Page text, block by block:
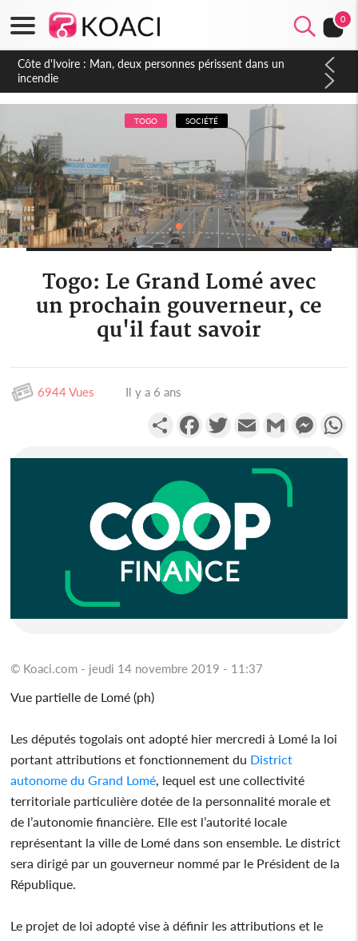
0
Côte d'Ivoire : Séileu, la célébration de la fête nationale
transformée en vaste campagne contre les produits
dépigmentants dangereux
TOGO SOCIÉTÉ
Togo: Le Grand Lomé avec
un prochain gouverneur, ce
qu'il faut savoir
6944 Vues Il y a 6 ans
PartagerFacebookTwitterEmail Gmail
© Koaci.com - jeudi 14 novembre 2019 - 11:37
Vue partielle de Lomé (ph)
Les députés togolais ont adopté hier mercredi à Lomé la loi
portant attributions et fonctionnement du District
autonome du Grand Lomé , lequel est une collectivité
territoriale particulière dotée de la personnalité morale et
de l’autonomie financière. Elle est l’autorité locale
représentant la ville de Lomé dans son ensemble. Le district
sera dirigé par un gouverneur nommé par le Président de la
République.
Le projet de loi adopté vise à définir les attributions et le